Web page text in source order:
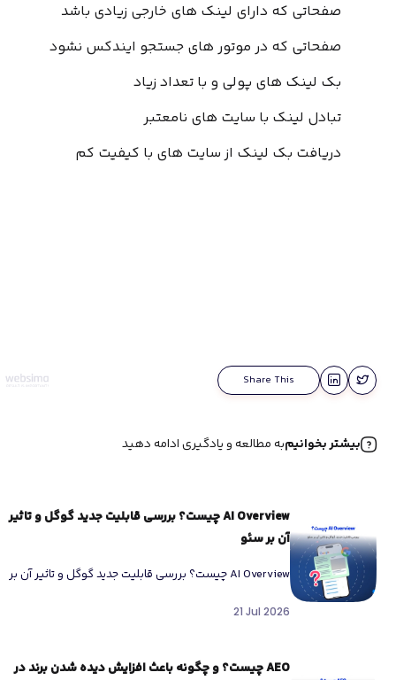
صفحاتی که دارای لینک های خارجی زیادی باشد
صفحاتی که در موتور های جستجو ایندکس نشود
بک لینک های پولی و با تعداد زیاد
تبادل لینک با سایت های نامعتبر
دریافت بک لینک از سایت های با کیفیت کم
Share This
بیشتر بخوانیمبه مطالعه و یادگیری ادامه دهید
AI Overview چیست؟ بررسی قابلیت جدید گوگل و تاثیر
آن بر سئو
AI Overview چیست؟ بررسی قابلیت جدید گوگل و تاثیر آن بر
سئو اگر طی ماه‌های اخیر هنگام جستجو در گوگل […]
21 Jul 2026
AEO چیست؟ و چگونه باعث افزایش دیده شدن برند در